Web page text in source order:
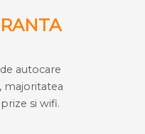
autocare
majoritatea
si wifi.